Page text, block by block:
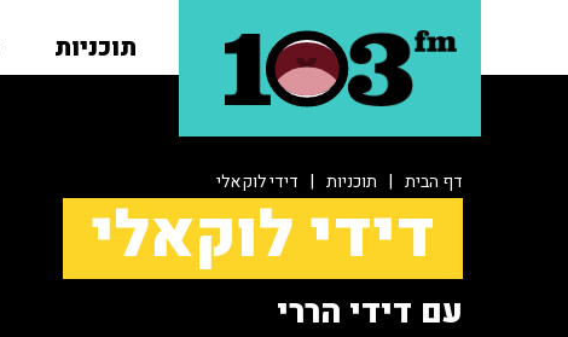
תוכניות
דף הבית | תוכניות | דידי לוקאלי
דידי לוקאלי
עם דידי הררי